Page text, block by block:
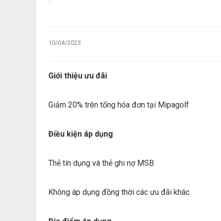
10/04/2023
Giới thiệu ưu đãi
Giảm 20% trên tổng hóa đơn tại Mipagolf
Điều kiện áp dụng
Thẻ tín dụng và thẻ ghi nợ MSB
Không áp dụng đồng thời các ưu đãi khác.